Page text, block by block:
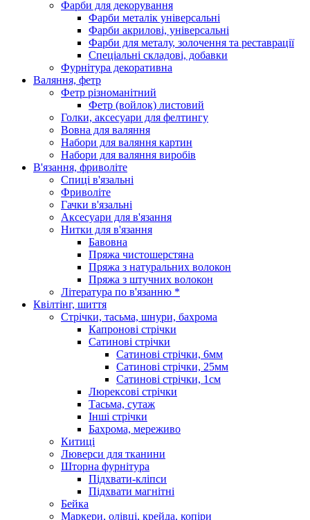
Фарби для декорування
Фарби металік універсальні
Фарби акрилові, універсальні
Фарби для металу, золочення та реставрації
Спеціальні складові, добавки
Фурнітура декоративна
Валяння, фетр
Фетр різноманітний
Фетр (войлок) листовий
Голки, аксесуари для фелтингу
Вовна для валяння
Набори для валяння картин
Набори для валяння виробів
В'язання, фриволіте
Спиці в'язальні
Фриволіте
Гачки в'язальні
Аксесуари для в'язання
Нитки для в'язання
Бавовна
Пряжа чистошерстяна
Пряжа з натуральних волокон
Пряжа з штучних волокон
Література по в'язанню *
Квілтінг, шиття
Стрічки, тасьма, шнури, бахрома
Капронові стрічки
Сатинові стрічки
Сатинові стрічки, 6мм
Сатинові стрічки, 25мм
Сатинові стрічки, 1см
Люрексові стрічки
Тасьма, сутаж
Інші стрічки
Бахрома, мереживо
Китиці
Люверси для тканини
Шторна фурнітура
Підхвати-кліпси
Підхвати магнітні
Бейка
Маркери, олівці, крейда, копіри